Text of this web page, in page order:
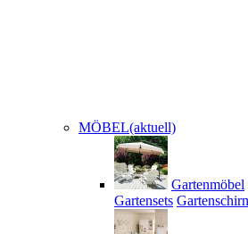
MÖBEL(aktuell)
Gartenmöbel
Gartensets